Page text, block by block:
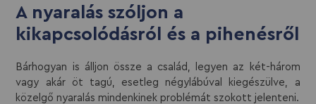
A nyaralás szóljon a
kikapcsolódásról és a pihenésről
Bárhogyan is álljon össze a család, legyen az két-három
vagy akár öt tagú, esetleg négylábúval kiegészülve, a
közelgő nyaralás mindenkinek problémát szokott jelenteni.